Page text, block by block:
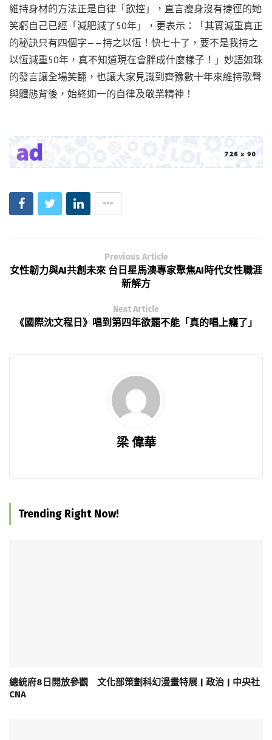
維持身材的方法正是自律「飲控」，直言瘦身沒有捷徑的她
笑虧自己已經「減肥減了50年」，更表示：「其實減重真正
的秘訣只有四個字——持之以恆！快七十了，要不是我持之
以恆減重50年，真不知道現在會胖成什麼樣子！」妙語如珠
的發言讓全場笑翻，也讓大家見識到齊豫數十年來維持歌聲
與體態背後，始終如一的自律及敬業精神！
Previous Article
女性韌力與AI共創未來 台日星馬澳專家聚焦AI時代女性職涯
新解方
Next Article
《國際沈文程日》唱到第四年欲罷不能「真的唱上癮了」
梁 偉華
Trending Right Now!
總統府8日開放參觀 文化部策劃科幻漫畫特展 | 政治 | 中央社
CNA